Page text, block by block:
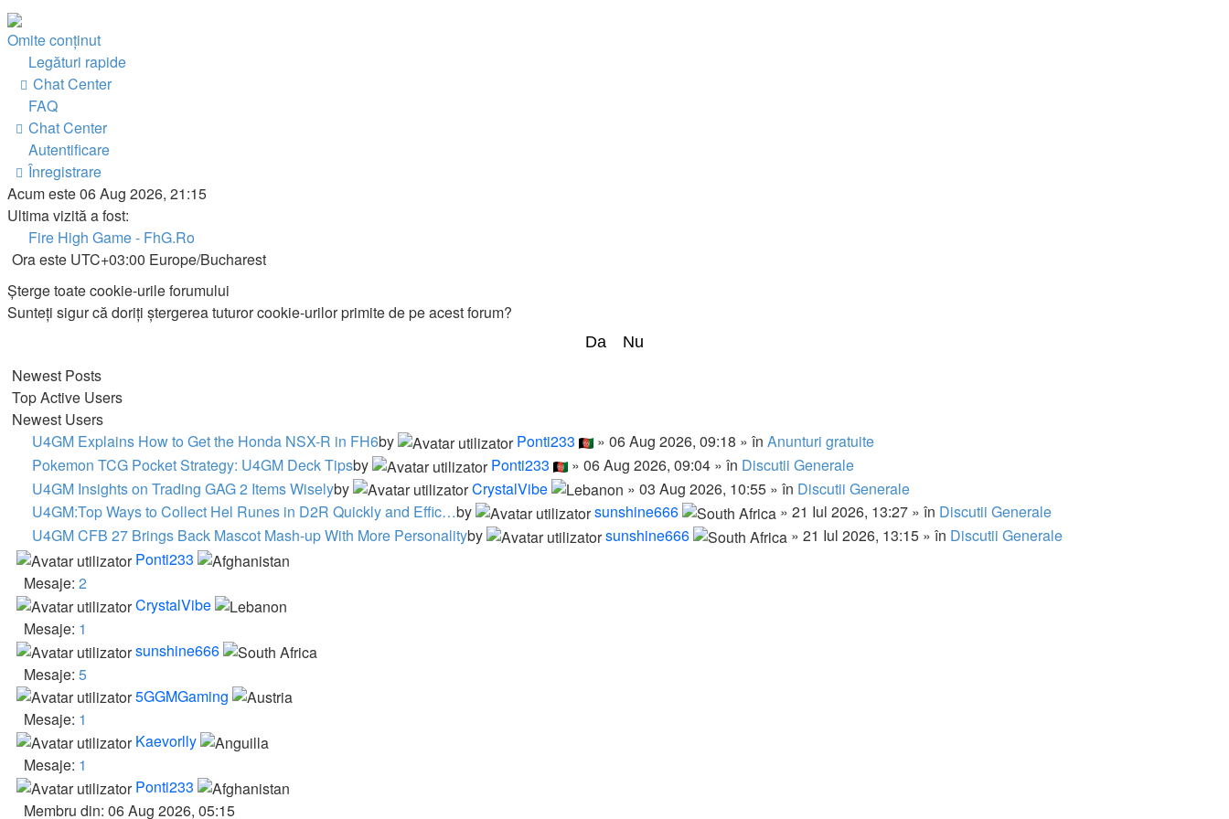
Omite conţinut
Legături rapide
Chat Center
FAQ
Chat Center
Autentificare
Înregistrare
Acum este 06 Aug 2026, 21:15
Ultima vizită a fost:
Fire High Game - FhG.Ro
Ora este UTC+03:00 Europe/Bucharest
Şterge toate cookie-urile forumului
Sunteţi sigur că doriţi ştergerea tuturor cookie-urilor primite de pe acest forum?
Newest Posts
Top Active Users
Newest Users
U4GM Explains How to Get the Honda NSX-R in FH6by Ponti233 » 06 Aug 2026, 09:18 » în Anunturi gratuite
Pokemon TCG Pocket Strategy: U4GM Deck Tipsby Ponti233 » 06 Aug 2026, 09:04 » în Discutii Generale
U4GM Insights on Trading GAG 2 Items Wiselyby CrystalVibe » 03 Aug 2026, 10:55 » în Discutii Generale
U4GM:Top Ways to Collect Hel Runes in D2R Quickly and Effic…by sunshine666 » 21 Iul 2026, 13:27 » în Discutii Generale
U4GM CFB 27 Brings Back Mascot Mash-up With More Personalityby sunshine666 » 21 Iul 2026, 13:15 » în Discutii Generale
Ponti233
Mesaje: 2
CrystalVibe
Mesaje: 1
sunshine666
Mesaje: 5
5GGMGaming
Mesaje: 1
Kaevorlly
Mesaje: 1
Ponti233
Membru din: 06 Aug 2026, 05:15